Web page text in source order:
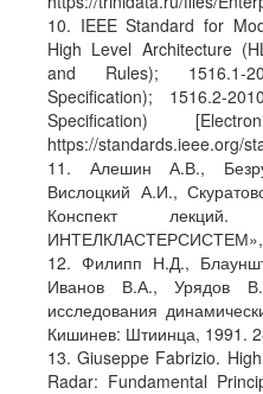
10. IEEE Standard for
High Level Architecture
and Rules); 1516.1-
Specification); 1516.2-
Specification)
https://standards.ieee.org/
11. Алешин А.В.,
Вислоцкий А.И.,
Конспект
ИНТЕЛКЛАСТЕРСИСТЕМ»,
12. Филипп Н.Д.,
Иванов В.А., Урядов
исследования
Кишинев: Штиинца, 1991.
13. Giuseppe Fabrizio.
Radar: Fundamental